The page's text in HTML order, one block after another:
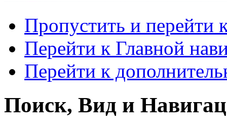
Пропустить и перейти
Перейти к Главной
Перейти к
Поиск, Вид и